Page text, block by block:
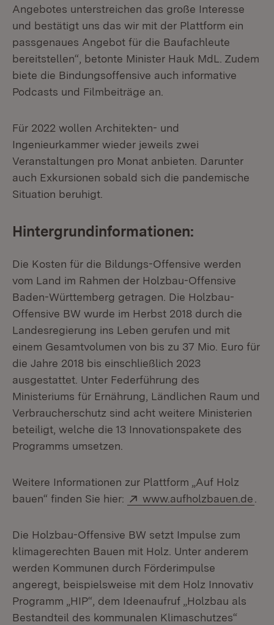
Angebotes unterstreichen das große Interesse
und bestätigt uns das wir mit der Plattform ein
passgenaues Angebot für die Baufachleute
bereitstellen“, betonte Minister Hauk MdL. Zudem
biete die Bindungsoffensive auch informative
Podcasts und Filmbeiträge an.
Für 2022 wollen Architekten- und
Ingenieurkammer wieder jeweils zwei
Veranstaltungen pro Monat anbieten. Darunter
auch Exkursionen sobald sich die pandemische
Situation beruhigt.
Hintergrundinformationen:
Die Kosten für die Bildungs-Offensive werden
vom Land im Rahmen der Holzbau-Offensive
Baden-Württemberg getragen. Die Holzbau-
Offensive BW wurde im Herbst 2018 durch die
Landesregierung ins Leben gerufen und mit
einem Gesamtvolumen von bis zu 37 Mio. Euro für
die Jahre 2018 bis einschließlich 2023
ausgestattet. Unter Federführung des
Ministeriums für Ernährung, Ländlichen Raum und
Verbraucherschutz sind acht weitere Ministerien
beteiligt, welche die 13 Innovationspakete des
Programms umsetzen.
Weitere Informationen zur Plattform „Auf Holz
bauen“ finden Sie hier:
Extern:
www.aufholzbauen.de
Die Holzbau-Offensive BW setzt Impulse zum
klimagerechten Bauen mit Holz. Unter anderem
werden Kommunen durch Förderimpulse
angeregt, beispielsweise mit dem Holz Innovativ
Programm „HIP“, dem Ideenaufruf „Holzbau als
Bestandteil des kommunalen Klimaschutzes“